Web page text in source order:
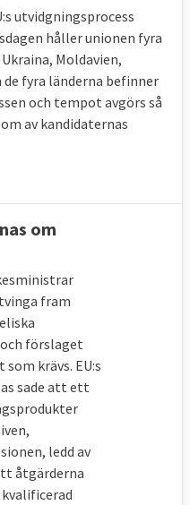
utvidgningsprocess
håller unionen fyra
Moldavien,
fyra länderna befinner
och tempot avgörs så
av kandidaternas
om
fram
förslaget
krävs. EU:s
sade att ett
ledd av
åtgärderna